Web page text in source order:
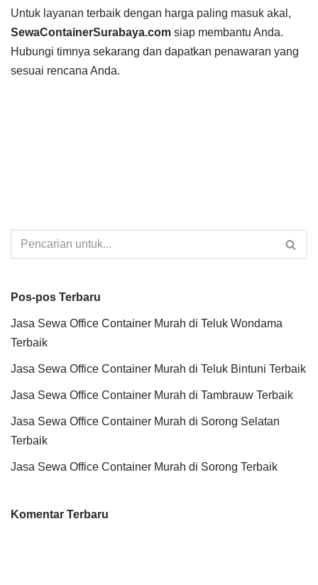
Untuk layanan terbaik dengan harga paling masuk akal,
SewaContainerSurabaya.com siap membantu Anda.
Hubungi timnya sekarang dan dapatkan penawaran yang
sesuai rencana Anda.
Pos-pos Terbaru
Jasa Sewa Office Container Murah di Teluk Wondama
Terbaik
Jasa Sewa Office Container Murah di Teluk Bintuni Terbaik
Jasa Sewa Office Container Murah di Tambrauw Terbaik
Jasa Sewa Office Container Murah di Sorong Selatan
Terbaik
Jasa Sewa Office Container Murah di Sorong Terbaik
Komentar Terbaru